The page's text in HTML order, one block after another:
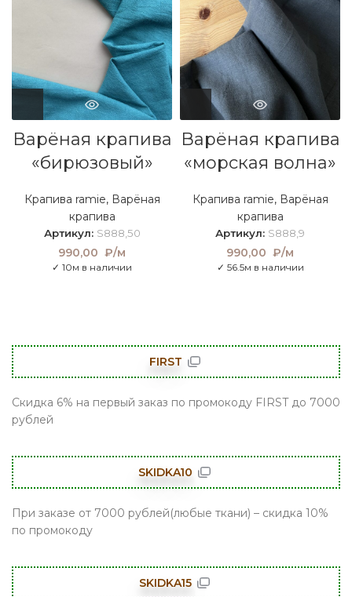
Варёная крапива
«бирюзовый»
Крапива ramie, Варёная
крапива
Артикул: S888,50
990,00 ₽/м
✓ 10м в наличии
Варёная крапива
«морская волна»
Крапива ramie, Варёная
крапива
Артикул: S888,9
990,00 ₽/м
✓ 56.5м в наличии
FIRST
Скидка 6% на первый заказ по промокоду FIRST до 7000
рублей
SKIDKA10
При заказе от 7000 рублей(любые ткани) – скидка 10%
по промокоду
SKIDKA15